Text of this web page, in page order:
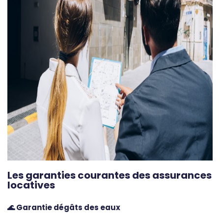
Les garanties courantes des assurances
locatives
🌊 Garantie dégâts des eaux